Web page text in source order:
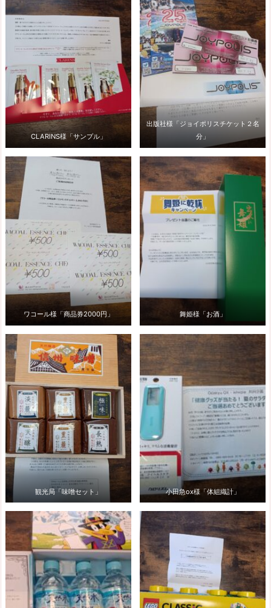
CLARINS様「サンプル」
出版社様「ジョイポリスチケット２名
分」
ワコール様「商品券2000円」 舞姫様「お酒」
観光局「味噌セット」 小田急ox様「体組織計」